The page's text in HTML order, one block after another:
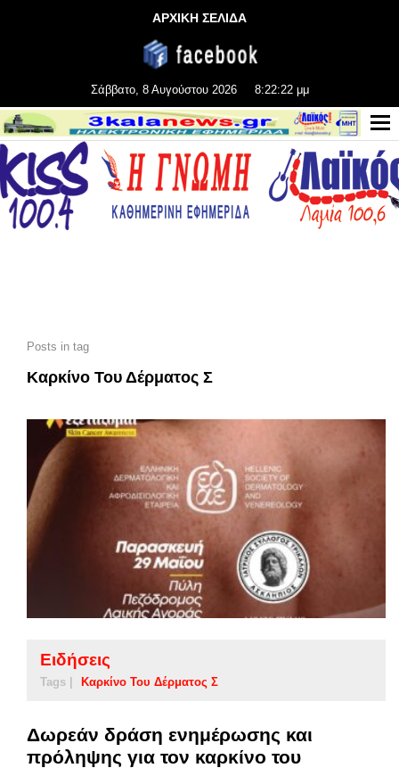
ΑΡΧΙΚΗ ΣΕΛΙΔΑ
Σάββατο, 8 Αυγούστου 2026 8:22:23 μμ
Posts in tag
Καρκίνο Του Δέρματος Σ
Ειδήσεις
Tags | Καρκίνο Του Δέρματος Σ
Δωρεάν δράση ενημέρωσης και
πρόληψης για τον καρκίνο του